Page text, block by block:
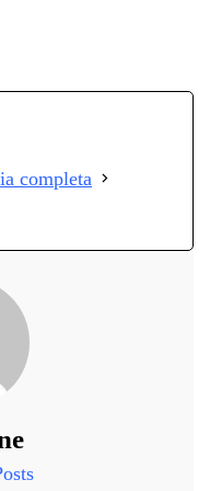
completa